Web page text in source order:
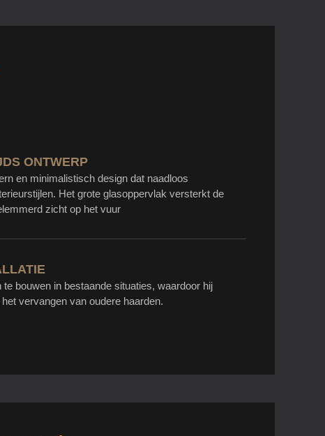
ONTWERP
en minimalistisch design dat naadloos
Het grote glasoppervlak versterkt de
zicht op het vuur
bouwen in bestaande situaties, waardoor hij
vervangen van oudere haarden.